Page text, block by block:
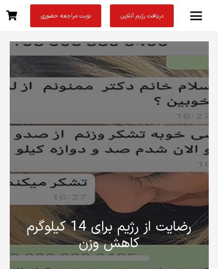
دریافت رژیم آنلاین نوبت مراجعه حضوری
رضایت از رژیم برای 14 کیلوگرم
کاهش وزن